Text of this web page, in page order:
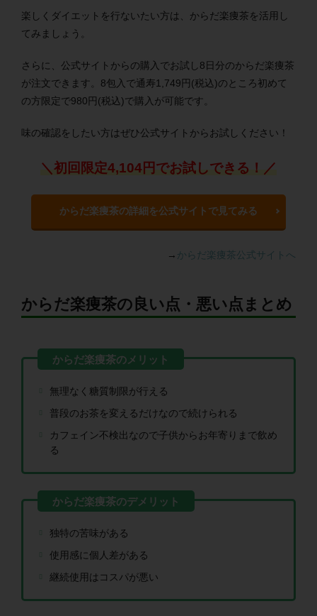
楽しくダイエットを行ないたい方は、からだ楽痩茶を活用し
てみましょう。
さらに、公式サイトからの購入でお試し8日分のからだ楽痩茶
が注文できます。8包入で通寿1,749円(税込)のところ初めて
の方限定で980円(税込)で購入が可能です。
味の確認をしたい方はぜひ公式サイトからお試しください！
＼初回限定4,104円でお試しできる！／
からだ楽痩茶の詳細を公式サイトで見てみる
→ からだ楽痩茶公式サイトへ
からだ楽痩茶の良い点・悪い点まとめ
無理なく糖質制限が行える
普段のお茶を変えるだけなので続けられる
カフェイン不検出なので子供からお年寄りまで飲め
る
独特の苦味がある
使用感に個人差がある
継続使用はコスパが悪い